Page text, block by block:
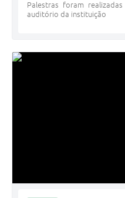
Palestras foram
auditório da instituição